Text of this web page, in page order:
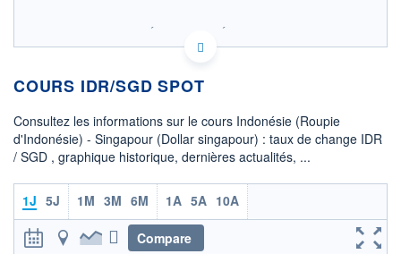
SIX - FOREX 2 DONNÉES TEMPS RÉEL
Politique d'exécution
0,00716
OUVERTURE
0,0072
CLÔTURE VEILLE
COURS IDR/SGD SPOT
Consultez les informations sur le cours Indonésie (Roupie
d'Indonésie) - Singapour (Dollar singapour) : taux de change IDR
/ SGD , graphique historique, dernières actualités, ...
1J 5J 1M 3M 6M 1A 5A 10A
Compare